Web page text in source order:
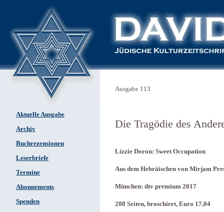
Aktuelle Ausgabe
Archiv
Buchrezensionen
Leserbriefe
Termine
Abonnements
Spenden
Ausgabe 113
Die Tragödie des
Lizzie Doron: Sweet Occupation
Aus dem Hebräischen von Mirjam
München: dtv premium 2017
208 Seiten, broschiert, Euro 17,04